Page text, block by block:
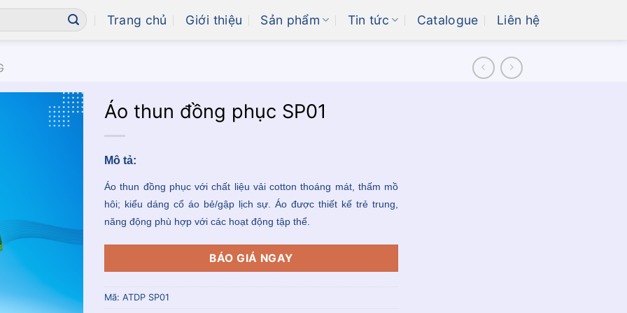
Trang chủ Giới thiệu Sản phẩm Tin tức Catalogue Liên hệ
Áo thun đồng phục SP01
Mô tả:
Áo thun đồng phục với chất liệu vải cotton thoáng mát, thấm mồ
hôi; kiểu dáng cổ áo bẻ/gập lịch sự. Áo được thiết kế trẻ trung,
năng động phù hợp với các hoạt động tập thể.
BÁO GIÁ NGAY
Mã: ATDP SP01